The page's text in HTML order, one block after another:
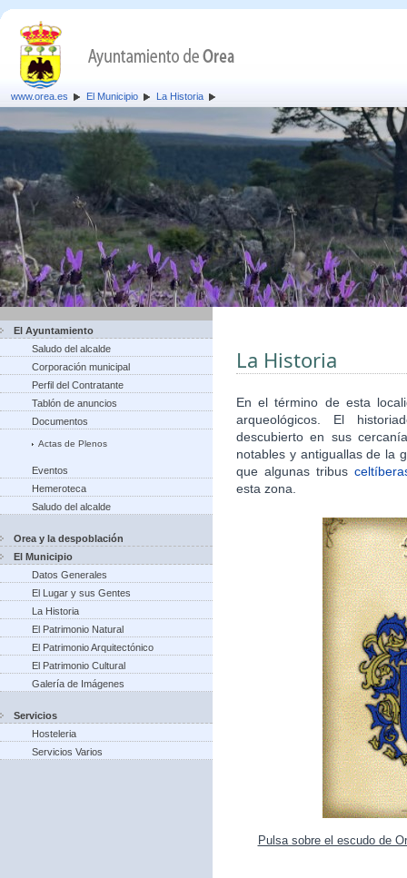
www.orea.es El Municipio La Historia
El Ayuntamiento
Saludo del alcalde
Corporación municipal
Perfil del Contratante
Tablón de anuncios
Documentos
Actas de Plenos
Eventos
Hemeroteca
Saludo del alcalde
Orea y la despoblación
El Municipio
Datos Generales
El Lugar y sus Gentes
La Historia
El Patrimonio Natural
El Patrimonio Arquitectónico
El Patrimonio Cultural
Galería de Imágenes
Servicios
Hosteleria
Servicios Varios
La Historia
En el término de esta
arqueológicos. El
descubierto en sus
notables y antiguallas de la
que algunas tribus
esta zona.​
Pulsa sobre el escudo de